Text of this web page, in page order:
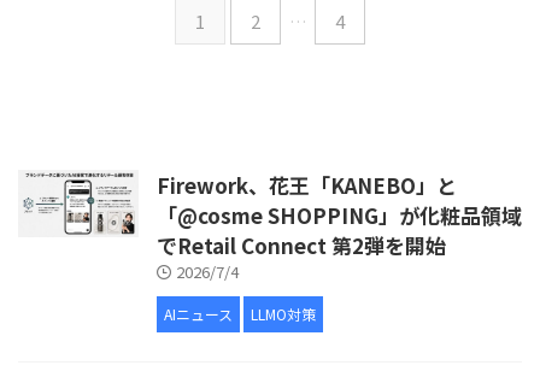
1 2 … 4
Firework、花王「KANEBO」と
「@cosme SHOPPING」が化粧品領域
でRetail Connect 第2弾を開始
2026/7/4
AIニュース LLMO対策